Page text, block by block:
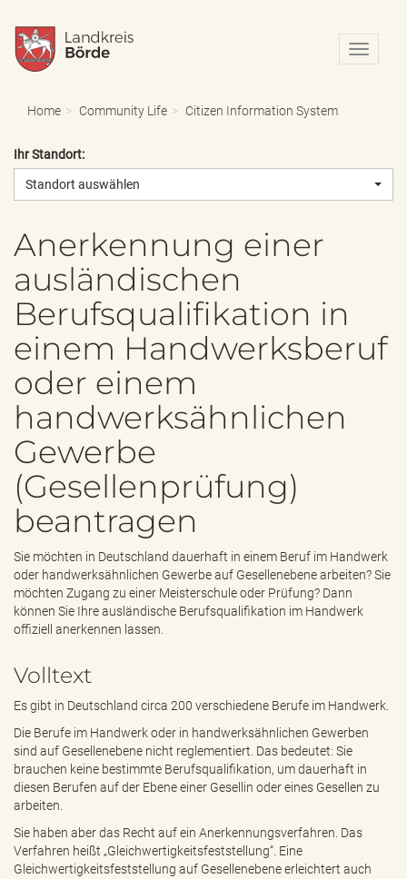
N
a
o
u
s
Home Community Life Citizen Information System
Ihr Standort:
Standort auswählen
Anerkennung einer
ausländischen
Berufsqualifikation in
einem Handwerksberuf
oder einem
handwerksähnlichen
Gewerbe
(Gesellenprüfung)
beantragen
Sie möchten in Deutschland dauerhaft in einem Beruf im Handwerk
oder handwerksähnlichen Gewerbe auf Gesellenebene arbeiten? Sie
möchten Zugang zu einer Meisterschule oder Prüfung? Dann
können Sie Ihre ausländische Berufsqualifikation im Handwerk
offiziell anerkennen lassen.
Volltext
Es gibt in Deutschland circa 200 verschiedene Berufe im Handwerk.
Die Berufe im Handwerk oder in handwerksähnlichen Gewerben
sind auf Gesellenebene nicht reglementiert. Das bedeutet: Sie
brauchen keine bestimmte Berufsqualifikation, um dauerhaft in
diesen Berufen auf der Ebene einer Gesellin oder eines Gesellen zu
arbeiten.
Sie haben aber das Recht auf ein Anerkennungsverfahren. Das
Verfahren heißt „Gleichwertigkeitsfeststellung“. Eine
Gleichwertigkeitsfeststellung auf Gesellenebene erleichtert auch